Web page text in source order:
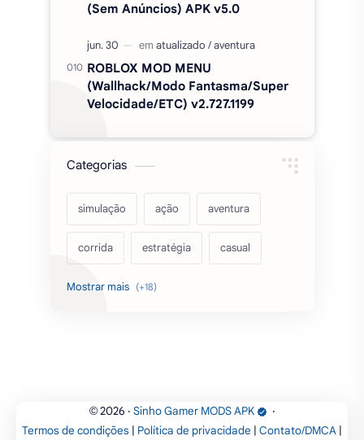
(Sem Anúncios) APK v5.0
ROBLOX MOD MENU
(Wallhack/Modo Fantasma/Super
Velocidade/ETC) v2.727.1199
Categorias
simulação ação aventura
corrida estratégia casual
acarde esportes
luta educação
© 2026 ‧ Sinho Gamer MODS APK
‧
Termos de condições | Política de privacidade | Contato/DMCA |